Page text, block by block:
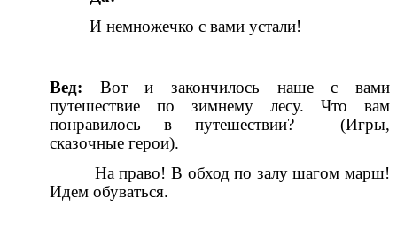
И немножечко с вами устали!
Вед: Вот и закончилось наше с вами
путешествие по зимнему лесу. Что вам
понравилось в путешествии? (Игры,
сказочные герои).
На право! В обход по залу шагом марш!
Идем обуваться.